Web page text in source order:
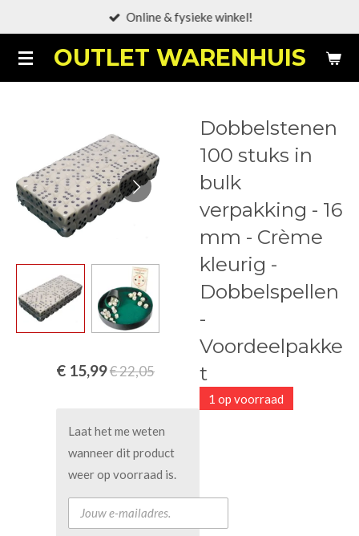
naar
de
OUTLET WARENHUIS
Online & fysieke winkel!
Dobbelstenen
100 stuks in
bulk
verpakking - 16
mm - Crème
kleurig -
Dobbelspellen
-
Voordeelpakke
t
1 op voorraad
€ 15,99€ 22,05
Laat het me weten
wanneer dit product
weer op voorraad is.